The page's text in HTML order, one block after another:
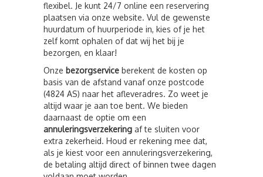
flexibel. Je kunt 24/7 online een reservering
plaatsen via onze website. Vul de gewenste
huurdatum of huurperiode in, kies of je het
zelf komt ophalen of dat wij het bij je
bezorgen, en klaar!
Onze bezorgservice berekent de kosten op
basis van de afstand vanaf onze postcode
(4824 AS) naar het afleveradres. Zo weet je
altijd waar je aan toe bent. We bieden
daarnaast de optie om een
annuleringsverzekering af te sluiten voor
extra zekerheid. Houd er rekening mee dat,
als je kiest voor een annuleringsverzekering,
de betaling altijd direct of binnen twee dagen